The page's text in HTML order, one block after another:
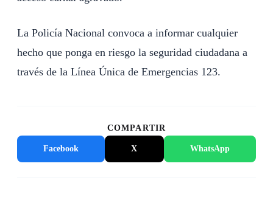
La Policía Nacional convoca a informar cualquier
hecho que ponga en riesgo la seguridad ciudadana a
través de la Línea Única de Emergencias 123.
COMPARTIR
Facebook X WhatsApp